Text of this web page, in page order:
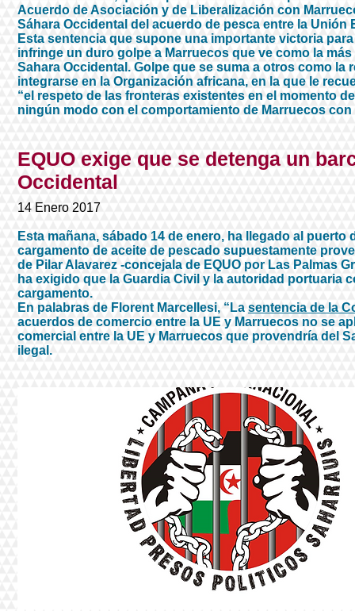
Acuerdo de Asociación y de Liberalización con
Sáhara Occidental del acuerdo de pesca entre la Unión
Esta sentencia que supone una importante victoria
infringe un duro golpe a Marruecos que ve como la
Sahara Occidental. Golpe que se suma a otros como
integrarse en la Organización africana, en la que le
“el respeto de las fronteras existentes en el momento
ningún modo con el comportamiento de Marruecos con
EQUO exige que se detenga un
Occidental​
14 Enero 2017
Esta mañana, sábado 14 de enero, ha llegado al
cargamento de aceite de pescado supuestamente
de Pilar Alavarez -concejala de EQUO por Las Palmas
ha exigido que la Guardia Civil y la autoridad portuaria
cargamento.
En palabras de Florent Marcellesi, “La sentencia de la
acuerdos de comercio entre la UE y Marruecos no se
comercial entre la UE y Marruecos que provendría del
ilegal.